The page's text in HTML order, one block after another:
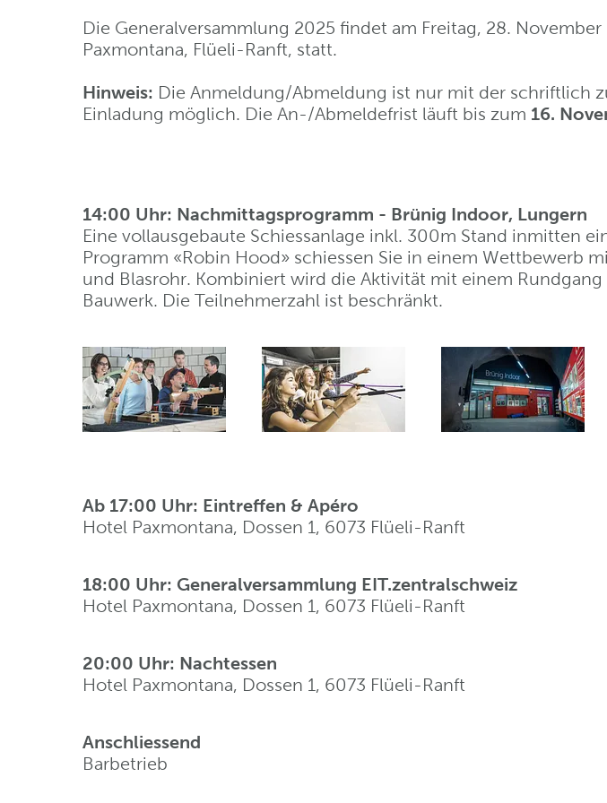
Die Generalversammlung 2025 findet am Freitag, 28.
Paxmontana, Flüeli-Ranft, statt.
Hinweis: Die Anmeldung/Abmeldung ist nur mit der schriftlich
Einladung möglich. Die An-/Abmeldefrist läuft bis zum 16.
14:00 Uhr: Nachmittagsprogramm - Brünig Indoor, Lungern
Eine vollausgebaute Schiessanlage inkl. 300m Stand inmitten
Programm «Robin Hood» schiessen Sie in einem Wettbewerb
und Blasrohr. Kombiniert wird die Aktivität mit einem
Bauwerk. Die Teilnehmerzahl ist beschränkt.
Ab 17:00 Uhr: Eintreffen & Apéro
Hotel Paxmontana, Dossen 1, 6073 Flüeli-Ranft
18:00 Uhr: Generalversammlung EIT.zentralschweiz
Hotel Paxmontana, Dossen 1, 6073 Flüeli-Ranft
20:00 Uhr: Nachtessen
Hotel Paxmontana, Dossen 1, 6073 Flüeli-Ranft
Anschliessend
Barbetrieb